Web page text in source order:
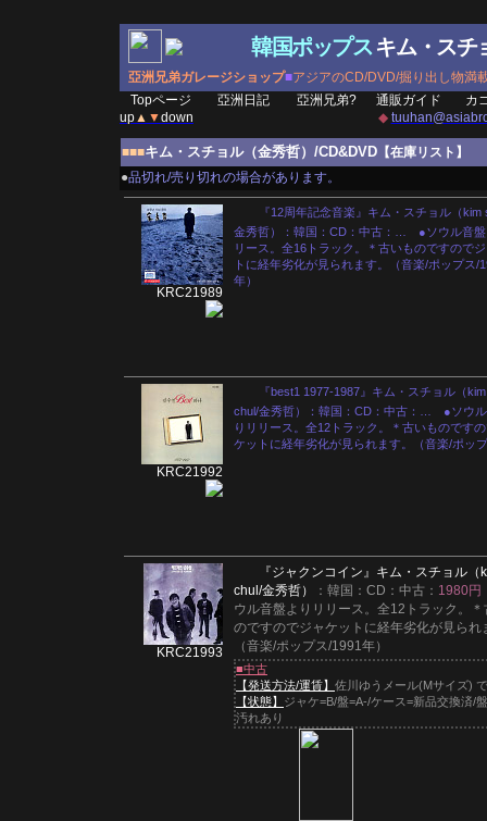
韓国ポップス キム・スチ
亞洲兄弟ガレージショップ■アジアのCD/DVD/掘り出し物満
Topページ
亞洲日記 亞洲兄弟? 通販ガイド
カ
up▲ ▼down ◆
■■■キム・スチョル（金秀哲）/CD&DVD 【在庫リスト】
●品切れ/売り切れの場合があります。
KRC21989
『12周年記念音楽』キム・スチョル（kim
金秀哲）：韓国：CD：中古：… ●ソウル音盤
リース。全16トラック。＊古いものですので
トに経年劣化が見られます。（音楽/ポップス/
年）
KRC21992
『best1 1977-1987』キム・スチョル（
chul/金秀哲）：韓国：CD：中古：… ●ソウ
りリリース。全12トラック。＊古いものです
ケットに経年劣化が見られます。（音楽/ポッ
KRC21993
『ジャクンコイン』 キム・スチョル（
chul/金秀哲）
：韓国：CD：中古： 1980円
ウル音盤よりリリース。全12トラック。＊
のですのでジャケットに経年劣化が見られ
（音楽/ポップス/1991年）
■中古
【発送方法/運賃】 佐川ゆうメール(Mサイズ)
【状態】 ジャケ=B/盤=A-/ケース=新品交換済/
汚れあり